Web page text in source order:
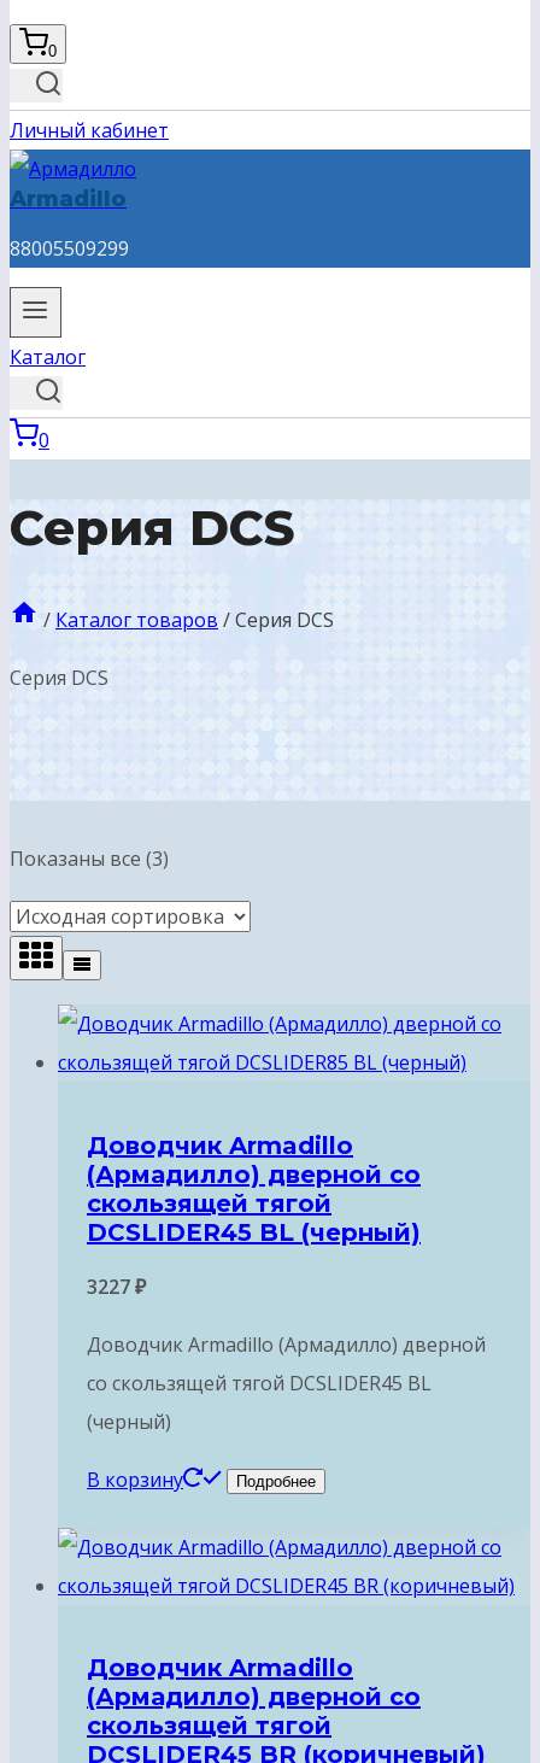
0
Личный кабинет
Armadillo
88005509299
Каталог
0
Серия DCS
/ Каталог товаров /Серия DCS
Серия DCS
Показаны все (3)
Доводчик Armadillo
(Армадилло) дверной со
скользящей тягой
DCSLIDER45 BL (черный)
3227₽
Доводчик Armadillo (Армадилло) дверной
со скользящей тягой DCSLIDER45 BL
(черный)
В корзину Подробнее
Доводчик Armadillo
(Армадилло) дверной со
скользящей тягой
DCSLIDER45 BR (коричневый)